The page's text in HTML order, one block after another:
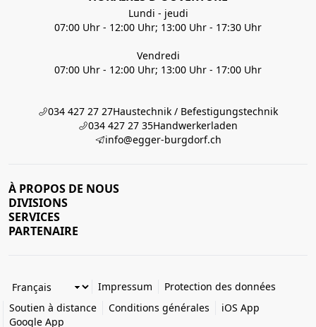
Lundi - jeudi
07:00 Uhr - 12:00 Uhr; 13:00 Uhr - 17:30 Uhr
Vendredi
07:00 Uhr - 12:00 Uhr; 13:00 Uhr - 17:00 Uhr
034 427 27 27Haustechnik / Befestigungstechnik
034 427 27 35Handwerkerladen
info@egger-burgdorf.ch
À PROPOS DE NOUS
DIVISIONS
SERVICES
PARTENAIRE
Impressum
Protection des données
Soutien à distance
Conditions générales
iOS App
Google App